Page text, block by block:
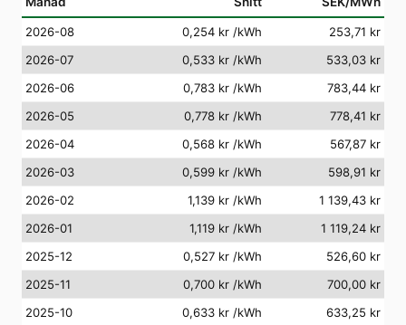
2026-08 0,254 kr /kWh
253,71 kr
2026-07
0,533 kr /kWh
533,03 kr
2026-06
0,783 kr /kWh
783,44 kr
2026-05
0,778 kr /kWh
778,41 kr
2026-04
0,568 kr /kWh
567,87 kr
2026-03
0,599 kr /kWh
598,91 kr
2026-02
1,139 kr /kWh
1 139,43 kr
2026-01
1,119 kr /kWh
1 119,24 kr
2025-12
0,527 kr /kWh
526,60 kr
2025-11
0,700 kr /kWh
700,00 kr
2025-10
0,633 kr /kWh
633,25 kr